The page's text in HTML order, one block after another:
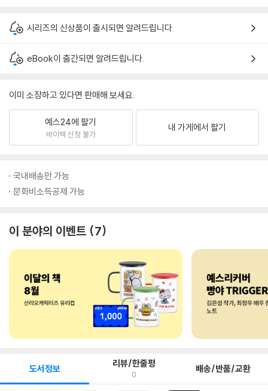
시리즈의 신상품이 출시되면 알려드립니다.
eBook이 출간되면 알려드립니다.
이미 소장하고 있다면 판매해 보세요.
예스24에 팔기
바이백 신청 불가
내 가게에서 팔기
국내배송만 가능
문화비소득공제 가능
이 분야의 이벤트 7
도서정보 리뷰/한줄평
0 배송/반품/교환